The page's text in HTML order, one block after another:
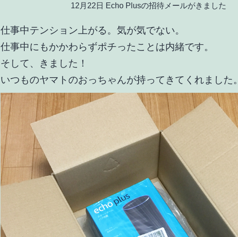
12月22日 Echo Plusの招待メールがきました
仕事中テンション上がる。気が気でない。
仕事中にもかかわらずポチったことは内緒です。
そして、きました！
いつものヤマトのおっちゃんが持ってきてくれました。